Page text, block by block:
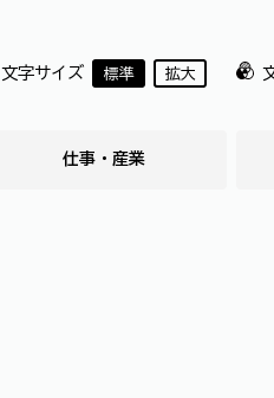
文字サイズ 標準 拡大
仕事・産業